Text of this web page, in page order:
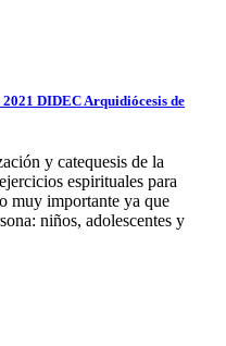
DIDEC Arquidiócesis de
y catequesis de la
espirituales para
muy importante ya que
niños, adolescentes y